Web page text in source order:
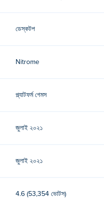
ডেস্কটপ
Nitrome
প্ল্যাটফর্ম গেমস
জুলাই ২০২১
জুলাই ২০২১
4.6 (53,354 ভোটস)